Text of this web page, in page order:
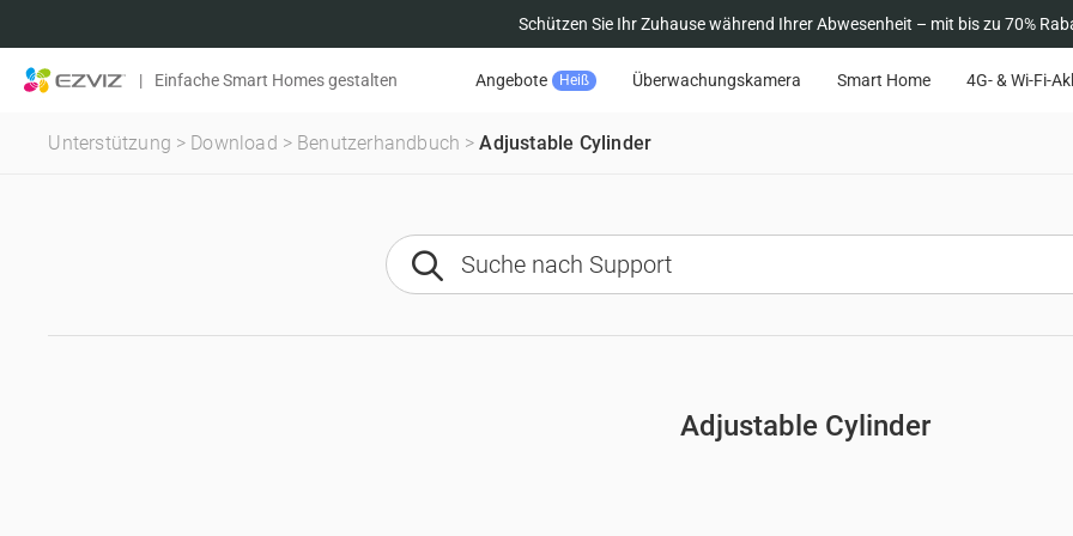
Schützen Sie Ihr Zuhause während Ihrer Abwesenheit – mit bis zu 70%
| Einfache Smart Homes gestalten Angebote Heiß Überwachungskamera Smart Home 4G- & Wi-Fi-
Unterstützung > Download > Benutzerhandbuch > Adjustable Cylinder
Adjustable Cylinder